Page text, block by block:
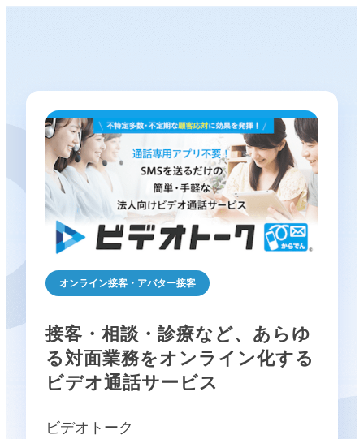
オンライン接客・アバター接客
接客・相談・診療など、あらゆ
る対面業務をオンライン化する
ビデオ通話サービス
ビデオトーク